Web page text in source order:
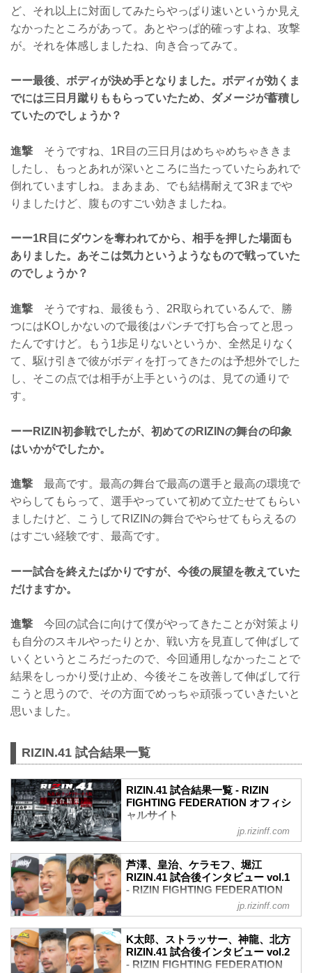
ど、それ以上に対面してみたらやっぱり速いというか見え
なかったところがあって。あとやっぱ的確っすよね、攻撃
が。それを体感しましたね、向き合ってみて。
ーー最後、ボディが決め手となりました。ボディが効くま
でには三日月蹴りももらっていたため、ダメージが蓄積し
ていたのでしょうか？
進撃 そうですね、1R目の三日月はめちゃめちゃききま
したし、もっとあれが深いところに当たっていたらあれで
倒れていますしね。まあまあ、でも結構耐えて3Rまでや
りましたけど、腹ものすごい効きましたね。
ーー1R目にダウンを奪われてから、相手を押した場面も
ありました。あそこは気力というようなもので戦っていた
のでしょうか？
進撃 そうですね、最後もう、2R取られているんで、勝
つにはKOしかないので最後はパンチで打ち合ってと思っ
たんですけど。もう1歩足りないというか、全然足りなく
て、駆け引きで彼がボディを打ってきたのは予想外でした
し、そこの点では相手が上手というのは、見ての通りで
す。
ーーRIZIN初参戦でしたが、初めてのRIZINの舞台の印象
はいかがでしたか。
進撃 最高です。最高の舞台で最高の選手と最高の環境で
やらしてもらって、選手やっていて初めて立たせてもらい
ましたけど、こうしてRIZINの舞台でやらせてもらえるの
はすごい経験です、最高です。
ーー試合を終えたばかりですが、今後の展望を教えていた
だけますか。
進撃 今回の試合に向けて僕がやってきたことが対策より
も自分のスキルやったりとか、戦い方を見直して伸ばして
いくというところだったので、今回通用しなかったことで
結果をしっかり受け止め、今後そこを改善して伸ばして行
こうと思うので、その方面でめっちゃ頑張っていきたいと
思いました。
RIZIN.41 試合結果一覧
RIZIN.41 試合結果一覧 - RIZIN
FIGHTING FEDERATION オフィシ
ャルサイト
第10試合／皇治 vs. 芦澤竜誠
3R（61.0kg）
（LOSE）皇治 vs. 芦澤竜誠（WIN）
3R 判定 （1-2）
第9試合／ヴガール・ケラモフ vs. 堀江圭
功
RIZIN MMAルール：5分 3R（66.0kg）
（WIN）ヴガール・ケラモフ vs. 堀江圭
功（LOSE）
jp.rizinff.com
芦澤、皇治、ケラモフ、堀江
RIZIN.41 試合後インタビュー vol.1
- RIZIN FIGHTING FEDERATION
大阪にて開催されたRIZIN.41大阪大会の
出場選手たちの試合後インタビューを公
開！
jp.rizinff.com
K太郎、ストラッサー、神龍、北方
RIZIN.41 試合後インタビュー vol.2
- RIZIN FIGHTING FEDERATION